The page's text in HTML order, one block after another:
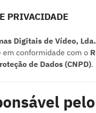
PRIVACIDADE
Digitais de Vídeo, Lda.
conformidade com o
de Dados (CNPD).